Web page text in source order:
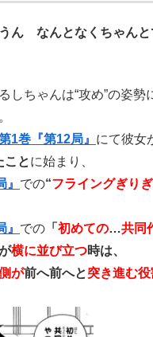
ん なんとなくちゃんと
しちゃんは“攻め”の姿勢
1巻『第12局』 にて彼女
ことに始まり、
での“フライングぎり
での 「 初めての…共同
横に並び立つ時は、
が前へ前へと突き進む役